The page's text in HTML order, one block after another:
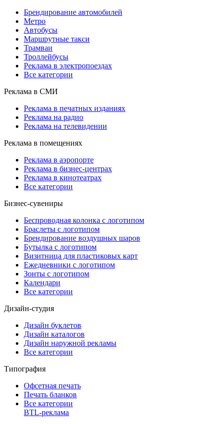
Брендирование автомобилей
Метро
Автобусы
Маршрутные такси
Трамваи
Троллейбусы
Реклама в электропоездах
Все категории
Реклама в СМИ
Реклама в печатных изданиях
Реклама на радио
Реклама на телевидении
Реклама в помещениях
Реклама в аэропорте
Реклама в бизнес-центрах
Реклама в кинотеатрах
Все категории
Бизнес-сувениры
Беспроводная колонка с логотипом
Браслеты с логотипом
Брендирование воздушных шаров
Бутылка с логотипом
Визитница для пластиковых карт
Ежедневники с логотипом
Зонты с логотипом
Календари
Все категории
Дизайн-студия
Дизайн буклетов
Дизайн каталогов
Дизайн наружной рекламы
Все категории
Типография
Офсетная печать
Печать бланков
Все категории
BTL-реклама